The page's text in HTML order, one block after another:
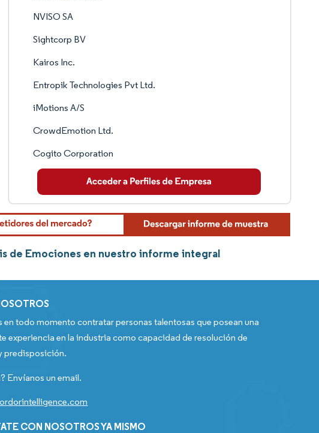
NVISO SA
Sightcorp BV
Kairos Inc.
Entropik Technologies Pvt Ltd.
iMotions A/S
CrowdEmotion Ltd.
Cogito Corporation
de Emociones en nuestro informe integral
en todo momento contratar personas talentosas que posean una
experiencia en la industria como capacidad de resolución de
predisposición.
Envíanos un email.
CON NOSOTROS YA MISMO